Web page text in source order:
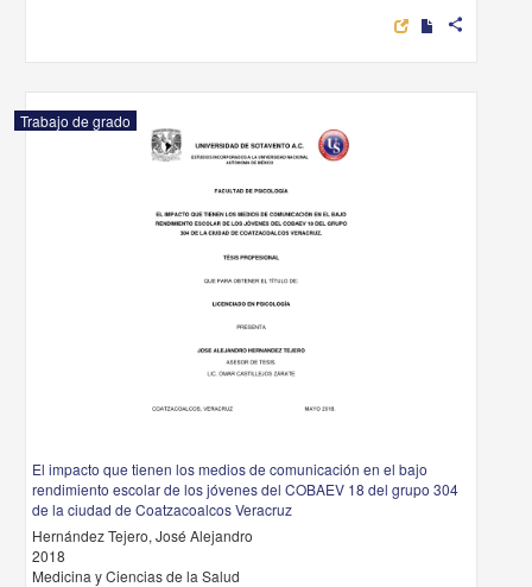
share
Trabajo de grado
El impacto que tienen los medios de comunicación en el bajo
rendimiento escolar de los jóvenes del COBAEV 18 del grupo 304
de la ciudad de Coatzacoalcos Veracruz
Hernández Tejero, José Alejandro
2018
Medicina y Ciencias de la Salud